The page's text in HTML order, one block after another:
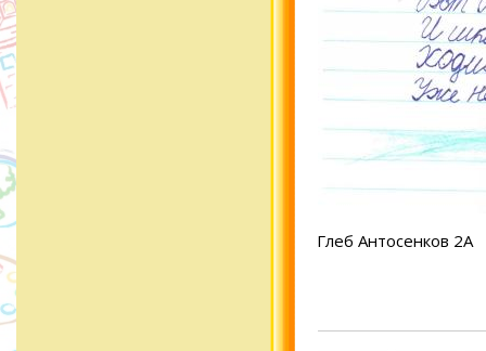
Глеб Антосенков 2А